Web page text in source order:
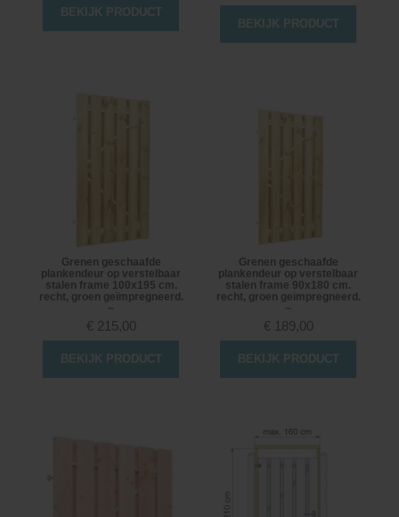
BEKIJK PRODUCT
BEKIJK PRODUCT
Grenen geschaafde
plankendeur op verstelbaar
stalen frame 100x195 cm.
recht, groen geïmpregneerd.
~
€ 215,00
BEKIJK PRODUCT
Grenen geschaafde
plankendeur op verstelbaar
stalen frame 90x180 cm.
recht, groen geïmpregneerd.
~
€ 189,00
BEKIJK PRODUCT